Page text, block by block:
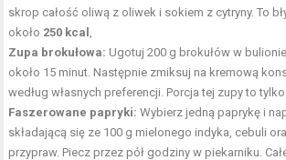
skrop całość oliwą z oliwek i sokiem z cytryny. To
około 250 kcal ,
Zupa brokułowa: Ugotuj 200 g brokułów w
około 15 minut. Następnie zmiksuj na kremową
według własnych preferencji. Porcja tej zupy to
Faszerowane papryki: Wybierz jedną paprykę i
składającą się ze 100 g mielonego indyka, cebuli
przypraw. Piecz przez pół godziny w piekarniku.